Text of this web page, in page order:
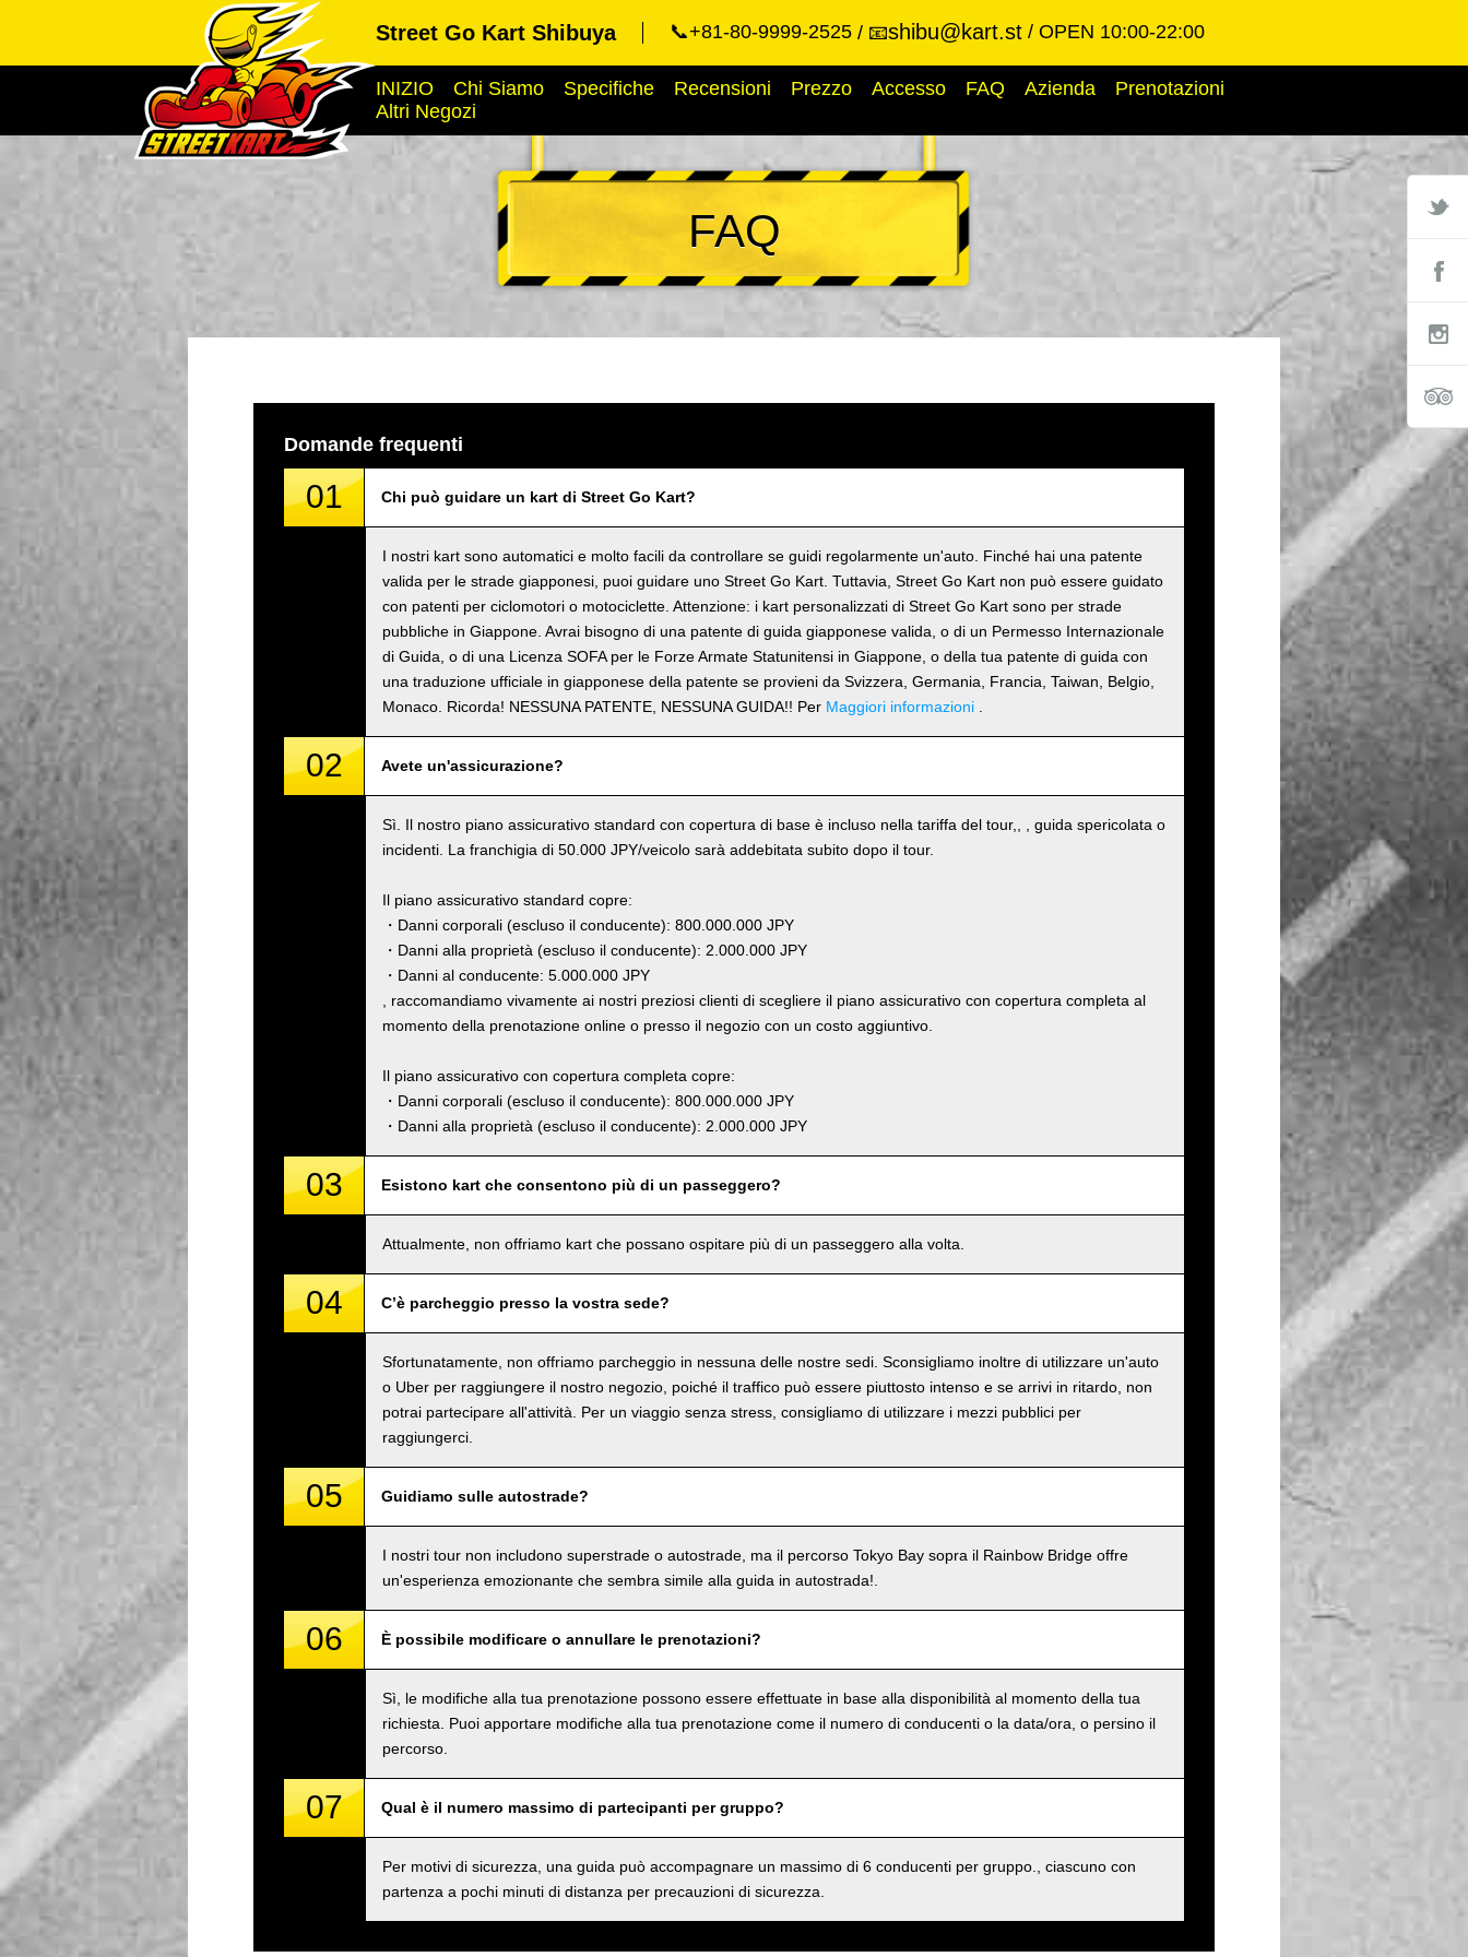
Street Go Kart Shibuya 📞+81-80-9999-2525 📧shibu@kart.st OPEN 10:00-22:00
INIZIO Chi Siamo Specifiche Recensioni Prezzo Accesso FAQ Azienda
Prenotazioni
Altri Negozi
FAQ
Domande frequenti
01 Chi può guidare un kart di Street Go Kart?
I nostri kart sono automatici e molto facili da controllare se guidi regolarmente un'auto. Finché hai una patente
valida per le strade giapponesi, puoi guidare uno Street Go Kart. Tuttavia, Street Go Kart non può essere guidato
con patenti per ciclomotori o motociclette. Attenzione: i kart personalizzati di Street Go Kart sono per strade
pubbliche in Giappone. Avrai bisogno di una patente di guida giapponese valida, o di un Permesso Internazionale
di Guida, o di una Licenza SOFA per le Forze Armate Statunitensi in Giappone, o della tua patente di guida con
una traduzione ufficiale in giapponese della patente se provieni da Svizzera, Germania, Francia, Taiwan, Belgio,
Monaco. Ricorda! NESSUNA PATENTE, NESSUNA GUIDA!! Per Maggiori informazioni
02 Avete un'assicurazione?
Sì. Il nostro piano assicurativo standard con copertura di base è incluso nella tariffa del tour,, , guida spericolata o
incidenti. La franchigia di 50.000 JPY/veicolo sarà addebitata subito dopo il tour.
Il piano assicurativo standard copre:
・Danni corporali (escluso il conducente): 800.000.000 JPY
・Danni alla proprietà (escluso il conducente): 2.000.000 JPY
・Danni al conducente: 5.000.000 JPY
, raccomandiamo vivamente ai nostri preziosi clienti di scegliere il piano assicurativo con copertura completa al
momento della prenotazione online o presso il negozio con un costo aggiuntivo.
Il piano assicurativo con copertura completa copre:
・Danni corporali (escluso il conducente): 800.000.000 JPY
・Danni alla proprietà (escluso il conducente): 2.000.000 JPY
03 Esistono kart che consentono più di un passeggero?
Attualmente, non offriamo kart che possano ospitare più di un passeggero alla volta.
04 C’è parcheggio presso la vostra sede?
Sfortunatamente, non offriamo parcheggio in nessuna delle nostre sedi. Sconsigliamo inoltre di utilizzare un'auto
o Uber per raggiungere il nostro negozio, poiché il traffico può essere piuttosto intenso e se arrivi in ritardo, non
potrai partecipare all'attività. Per un viaggio senza stress, consigliamo di utilizzare i mezzi pubblici per
raggiungerci.
05 Guidiamo sulle autostrade?
I nostri tour non includono superstrade o autostrade, ma il percorso Tokyo Bay sopra il Rainbow Bridge offre
un'esperienza emozionante che sembra simile alla guida in autostrada!.
06 È possibile modificare o annullare le prenotazioni?
Sì, le modifiche alla tua prenotazione possono essere effettuate in base alla disponibilità al momento della tua
richiesta. Puoi apportare modifiche alla tua prenotazione come il numero di conducenti o la data/ora, o persino il
percorso.
07 Qual è il numero massimo di partecipanti per gruppo?
Per motivi di sicurezza, una guida può accompagnare un massimo di 6 conducenti per gruppo., ciascuno con
partenza a pochi minuti di distanza per precauzioni di sicurezza.